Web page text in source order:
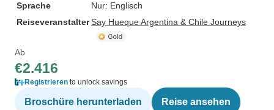
Sprache
Nur: Englisch
ReiseveranstalterSay Hueque Argentina & Chile Journeys
Ab
€2.416
Registrieren to unlock savings
Broschüre herunterladen Reise ansehen